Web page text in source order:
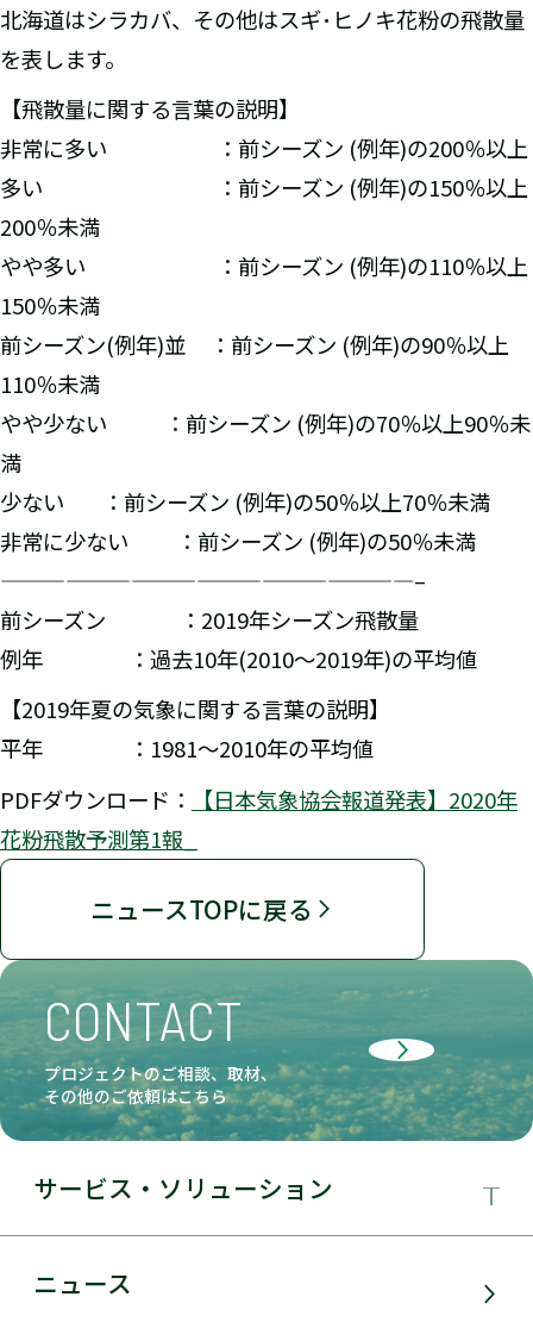
北海道はシラカバ、その他はスギ･ヒノキ花粉の飛散量
を表します。
【飛散量に関する言葉の説明】
非常に多い ：前シーズン (例年)の200％以上
多い ：前シーズン (例年)の150％以上
200％未満
やや多い ：前シーズン (例年)の110％以上
150％未満
前シーズン(例年)並 ：前シーズン (例年)の90％以上
110％未満
やや少ない ：前シーズン (例年)の70％以上90％未
満
少ない ：前シーズン (例年)の50％以上70％未満
非常に少ない ：前シーズン (例年)の50％未満
———————————————————–
前シーズン ：2019年シーズン飛散量
例年 ：過去10年(2010～2019年)の平均値
【2019年夏の気象に関する言葉の説明】
平年 ：1981～2010年の平均値
PDFダウンロード：
【日本気象協会報道発表】2020年
花粉飛散予測第1報_
ニュースTOPに戻る
CONTACT
プロジェクトのご相談、取材、
その他のご依頼はこちら
サービス・ソリューション
事業領域
ニュース